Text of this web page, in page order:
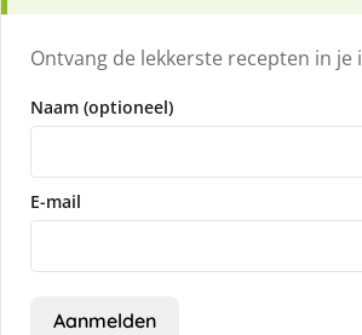
Ontvang de lekkerste recepten in je
Naam (optioneel)
E-mail
Aanmelden